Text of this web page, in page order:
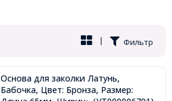
Фильтр
|
Основа для заколки Латунь,
Бабочка, Цвет: Бронза, Размер: